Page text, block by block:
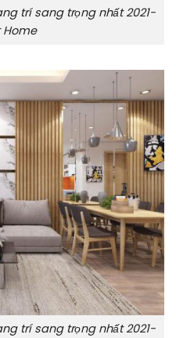
trí sang trọng nhất 2021-
Home
trí sang trọng nhất 2021-